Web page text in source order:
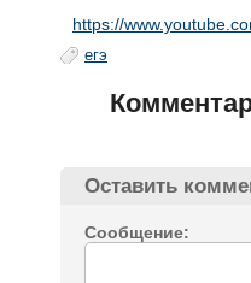
https://
егэ
Оставить
Сообщение: